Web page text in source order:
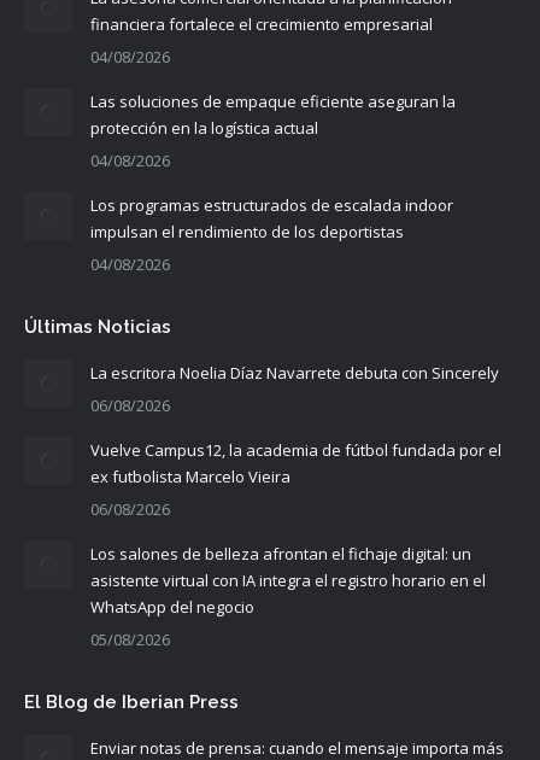
financiera fortalece el crecimiento empresarial
04/08/2026
Las soluciones de empaque eficiente aseguran la
protección en la logística actual
04/08/2026
Los programas estructurados de escalada indoor
impulsan el rendimiento de los deportistas
04/08/2026
Últimas Noticias
La escritora Noelia Díaz Navarrete debuta con Sincerely
06/08/2026
Vuelve Campus12, la academia de fútbol fundada por el
ex futbolista Marcelo Vieira
06/08/2026
Los salones de belleza afrontan el fichaje digital: un
asistente virtual con IA integra el registro horario en el
WhatsApp del negocio
05/08/2026
El Blog de Iberian Press
Enviar notas de prensa: cuando el mensaje importa más